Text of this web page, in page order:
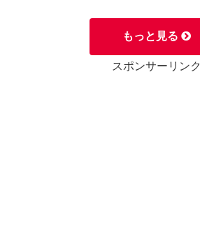
もっと見る
スポンサーリンク